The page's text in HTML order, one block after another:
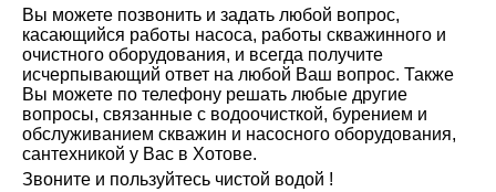
Вы можете позвонить и задать любой вопрос,
касающийся работы насоса, работы скважинного и
очистного оборудования, и всегда получите
исчерпывающий ответ на любой Ваш вопрос. Также
Вы можете по телефону решать любые другие
вопросы, связанные с водоочисткой, бурением и
обслуживанием скважин и насосного оборудования,
сантехникой у Вас в Хотове.
Звоните и пользуйтесь чистой водой !